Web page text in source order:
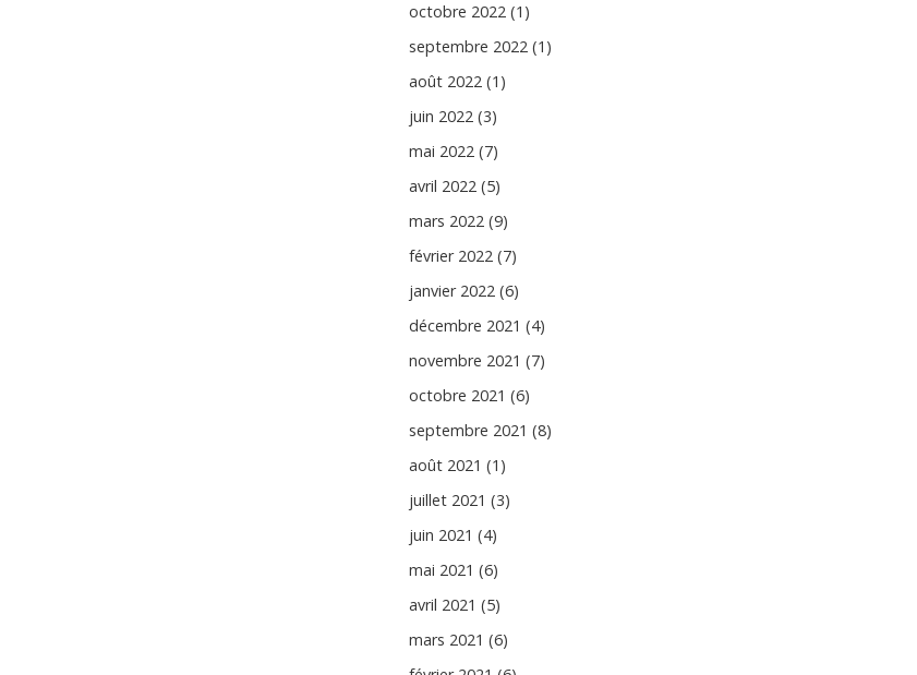
octobre 2022 (1)
septembre 2022 (1)
août 2022 (1)
juin 2022 (3)
mai 2022 (7)
avril 2022 (5)
mars 2022 (9)
février 2022 (7)
janvier 2022 (6)
décembre 2021 (4)
novembre 2021 (7)
octobre 2021 (6)
septembre 2021 (8)
août 2021 (1)
juillet 2021 (3)
juin 2021 (4)
mai 2021 (6)
avril 2021 (5)
mars 2021 (6)